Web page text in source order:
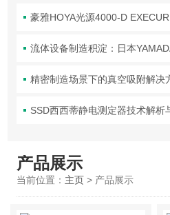
豪雅HOYA光源4000-D
SSD西西蒂静电测定器技术解析
产品展示
当前位置： 主页> 产品展示